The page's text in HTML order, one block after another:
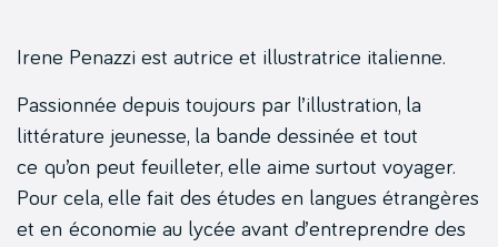
Irene Penazzi est autrice et illustratrice italienne.
Passionnée depuis toujours par l’illustration, la
littérature jeunesse, la bande dessinée et tout
ce qu’on peut feuilleter, elle aime surtout voyager.
Pour cela, elle fait des études en langues étrangères
et en économie au lycée avant d’entreprendre des